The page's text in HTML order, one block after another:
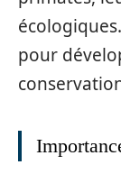
pour